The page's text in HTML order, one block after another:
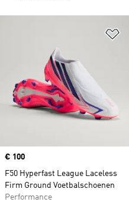
Price
€ 100
F50 Hyperfast League Laceless
Firm Ground Voetbalschoenen
Performance